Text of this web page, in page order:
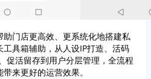
助门店更高效、更系统化地搭建私
具箱辅助，从人设IP打造、活码
促活留存到用户分层管理，全流程
来更好的运营效果。